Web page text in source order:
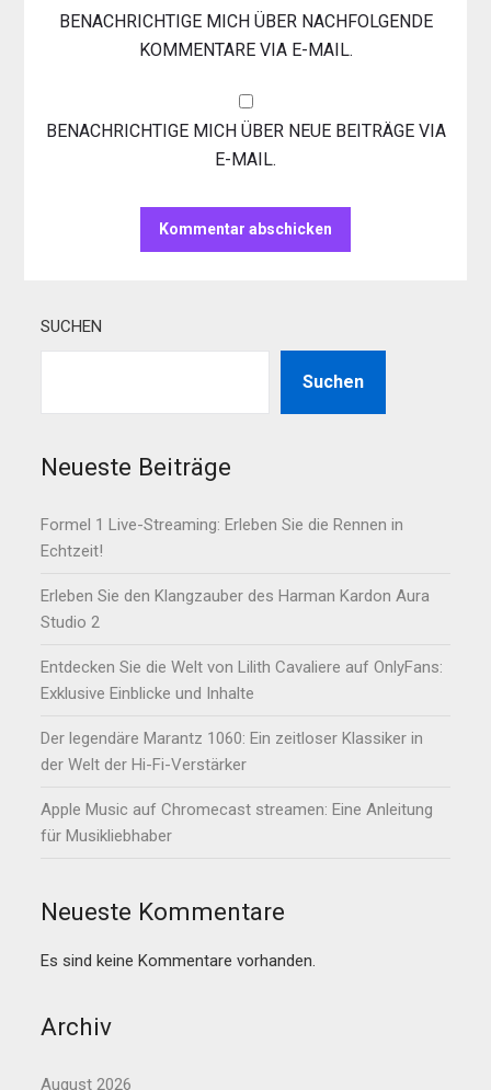
BENACHRICHTIGE MICH ÜBER NACHFOLGENDE
KOMMENTARE VIA E-MAIL.
BENACHRICHTIGE MICH ÜBER NEUE BEITRÄGE VIA
E-MAIL.
SUCHEN
Suchen
Neueste Beiträge
Formel 1 Live-Streaming: Erleben Sie die Rennen in
Echtzeit!
Erleben Sie den Klangzauber des Harman Kardon Aura
Studio 2
Entdecken Sie die Welt von Lilith Cavaliere auf OnlyFans:
Exklusive Einblicke und Inhalte
Der legendäre Marantz 1060: Ein zeitloser Klassiker in
der Welt der Hi-Fi-Verstärker
Apple Music auf Chromecast streamen: Eine Anleitung
für Musikliebhaber
Neueste Kommentare
Es sind keine Kommentare vorhanden.
Archiv
August 2026